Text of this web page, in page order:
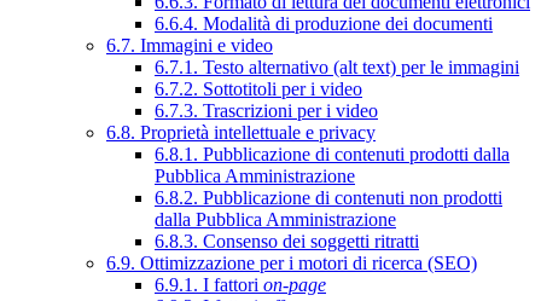
6.6.4. Modalità di produzione dei documenti
6.7. Immagini e video
6.7.1. Testo alternativo (alt text) per le immagini
6.7.2. Sottotitoli per i video
6.7.3. Trascrizioni per i video
6.8. Proprietà intellettuale e privacy
6.8.1. Pubblicazione di contenuti prodotti dalla
Pubblica Amministrazione
6.8.2. Pubblicazione di contenuti non prodotti
dalla Pubblica Amministrazione
6.8.3. Consenso dei soggetti ritratti
6.9. Ottimizzazione per i motori di ricerca (SEO)
6.9.1. I fattori on-page